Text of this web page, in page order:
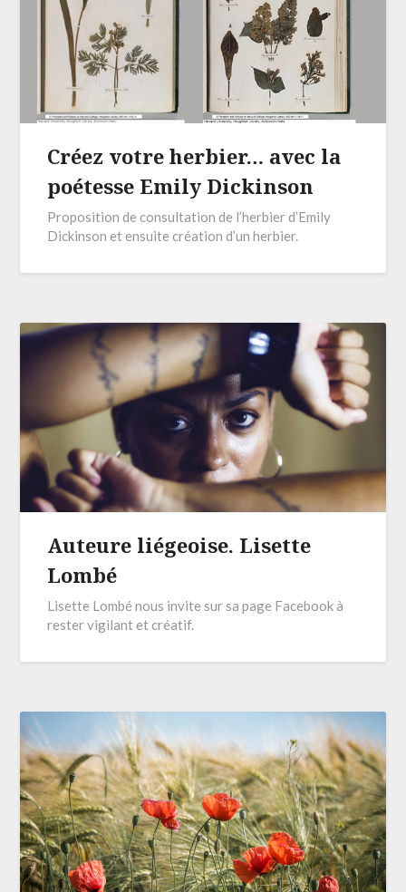
Créez votre herbier… avec la
poétesse Emily Dickinson
Proposition de consultation de l’herbier d’Emily
Dickinson et ensuite création d’un herbier.
Auteure liégeoise. Lisette
Lombé
Lisette Lombé nous invite sur sa page Facebook à
rester vigilant et créatif.